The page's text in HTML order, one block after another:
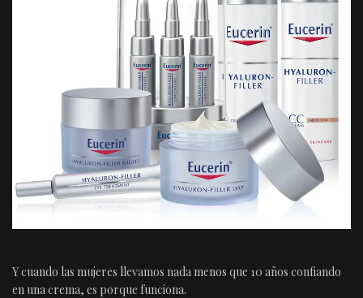
Y cuando las mujeres llevamos nada menos que 10 años confiando
en una crema, es porque funciona.